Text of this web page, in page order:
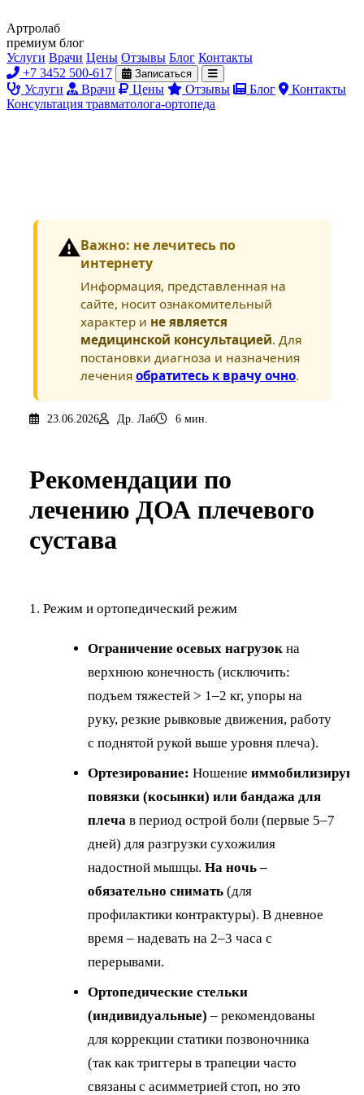
Артролаб
премиум блог
Услуги Врачи Цены Отзывы Блог Контакты
+7 3452 500-617
Записаться
Услуги Врачи Цены Отзывы Блог
Контакты
Консультация травматолога-ортопеда
⚠️Важно: не лечитесь по
интернету
Информация, представленная на
сайте, носит ознакомительный
характер и не является
медицинской консультацией. Для
постановки диагноза и назначения
лечения обратитесь к врачу очно.
23.06.2026 Др. Лаб 6 мин.
Рекомендации по
лечению ДОА плечевого
сустава
1. Режим и ортопедический режим
Ограничение осевых нагрузок на
верхнюю конечность (исключить:
подъем тяжестей > 1–2 кг, упоры на
руку, резкие рывковые движения, работу
с поднятой рукой выше уровня плеча).
Ортезирование: Ношение
повязки (косынки) или бандажа для
плеча в период острой боли (первые 5–7
дней) для разгрузки сухожилия
надостной мышцы. На ночь –
обязательно снимать (для
профилактики контрактуры). В дневное
время – надевать на 2–3 часа с
перерывами.
Ортопедические стельки
(индивидуальные) – рекомендованы
для коррекции статики позвоночника
(так как триггеры в трапеции часто
связаны с асимметрией стоп, но это